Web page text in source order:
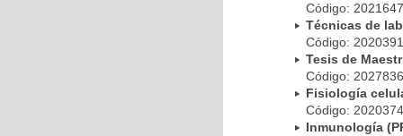
Código:
Técnicas de
Código:
Tesis de
Código:
Fisiología
Código:
Inmunología